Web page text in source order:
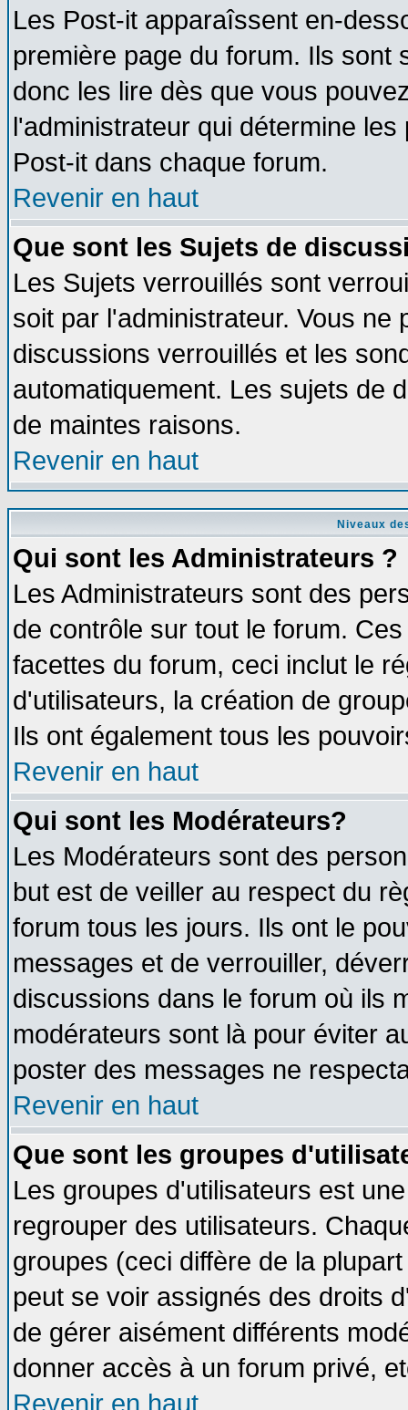
Les Post-it apparaîssent en-
première page du forum. Ils
donc les lire dès que vous
l'administrateur qui détermine
Post-it dans chaque forum.
Revenir en haut
Que sont les Sujets de
Les Sujets verrouillés sont
soit par l'administrateur. Vous
discussions verrouillés et les
automatiquement. Les sujets de
de maintes raisons.
Revenir en haut
Niveaux
Qui sont les Administrateurs ?
Les Administrateurs sont des
de contrôle sur tout le forum.
facettes du forum, ceci inclut le
d'utilisateurs, la création de
Ils ont également tous les
Revenir en haut
Qui sont les Modérateurs?
Les Modérateurs sont des
but est de veiller au respect du
forum tous les jours. Ils ont le
messages et de verrouiller,
discussions dans le forum où ils
modérateurs sont là pour éviter
poster des messages ne
Revenir en haut
Que sont les groupes
Les groupes d'utilisateurs est
regrouper des utilisateurs.
groupes (ceci diffère de la
peut se voir assignés des droits
de gérer aisément différents
donner accès à un forum privé,
Revenir en haut